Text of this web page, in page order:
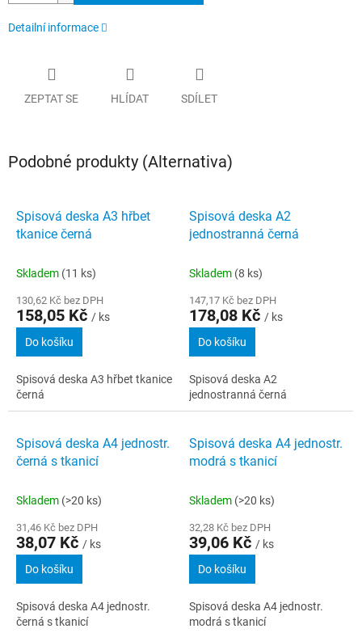
Detailní informace
ZEPTAT SE HLÍDAT SDÍLET
Podobné produkty (Alternativa)
Spisová deska A3 hřbet
tkanice černá
Skladem (11 ks)
130,62 Kč bez DPH
158,05 Kč / ks
Do košíku
Spisová deska A3 hřbet tkanice
černá
Spisová deska A2
jednostranná černá
Skladem (8 ks)
147,17 Kč bez DPH
178,08 Kč / ks
Do košíku
Spisová deska A2
jednostranná černá
Spisová deska A4 jednostr.
černá s tkanicí
Skladem (>20 ks)
31,46 Kč bez DPH
38,07 Kč / ks
Do košíku
Spisová deska A4 jednostr.
černá s tkanicí
Spisová deska A4 jednostr.
modrá s tkanicí
Skladem (>20 ks)
32,28 Kč bez DPH
39,06 Kč / ks
Do košíku
Spisová deska A4 jednostr.
modrá s tkanicí